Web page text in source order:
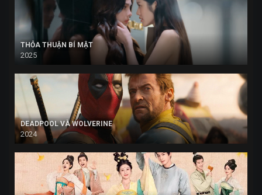
THỎA THUẬN BÍ MẬT
2025
DEADPOOL VÀ WOLVERINE
2024